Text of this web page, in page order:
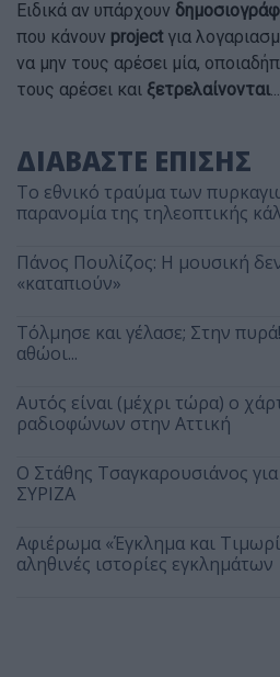
Ειδικά αν υπάρχουν
που κάνουν project για
να μην τους αρέσει μία,
τους αρέσει και ξετρελαίνονται...
ΔΙΑΒΑΣΤΕ ΕΠΙΣΗΣ
Το εθνικό τραύμα των
παρανομία της τηλεοπτικής
Πάνος Πουλίζος: Η μουσική
«καταπιούν»
Τόλμησε και γέλασε; Στην
αθώοι...
Αυτός είναι (μέχρι τώρα) ο
ραδιοφώνων στην Αττική
Ο Στάθης Τσαγκαρουσιάνος
ΣΥΡΙΖΑ
Αφιέρωμα «Έγκλημα και
αληθινές ιστορίες εγκλημάτων